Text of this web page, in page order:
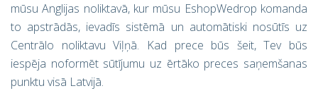
mūsu Anglijas noliktavā, kur mūsu EshopWedrop komanda
to apstrādās, ievadīs sistēmā un automātiski nosūtīs uz
Centrālo noliktavu Viļņā. Kad prece būs šeit, Tev būs
iespēja noformēt sūtījumu uz ērtāko preces saņemšanas
punktu visā Latvijā.